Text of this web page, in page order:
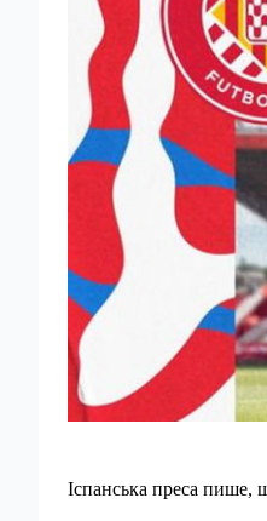
Іспанська преса пише,